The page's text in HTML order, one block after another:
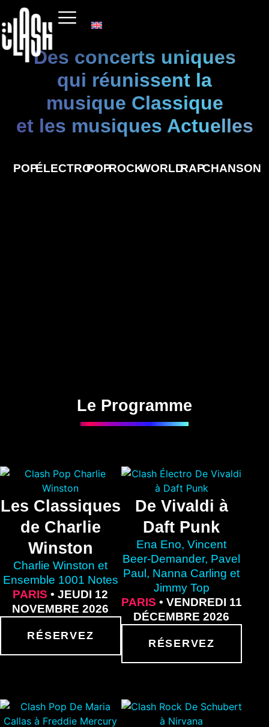
Des concerts uniques
qui réunissent la
musique Classique
et les musiques Actuelles
POPÉLECTROPOPROCKWORLDRAPCHANSON
Le Programme
Les Classiques
de Charlie
Winston
Charlie Winston et
Ensemble 1001 Notes
PARIS • JEUDI 12
NOVEMBRE 2026
RÉSERVEZ
De Vivaldi à
Daft Punk
Ena Eno, Vincent
Beer-Demander, Pavel
Paul, Nanna Carling et
Jimmy Top
PARIS • VENDREDI 11
DÉCEMBRE 2026
RÉSERVEZ